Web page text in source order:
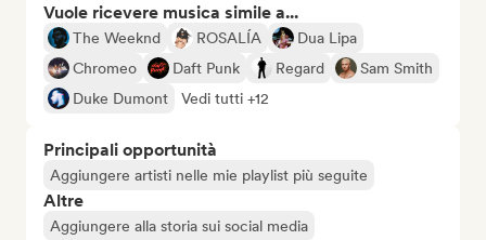
Vuole ricevere musica simile a...
The Weeknd ROSALÍA
Dua Lipa
Chromeo
Daft Punk Regard
Sam Smith
Duke Dumont
Vedi tutti +12
Principali opportunità
Aggiungere artisti nelle mie playlist più seguite
Altre
Aggiungere alla storia sui social media